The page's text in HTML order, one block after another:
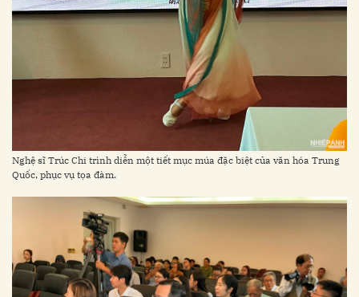
Nghệ sĩ Trúc Chi trình diễn một tiết mục múa đặc biệt của văn hóa Trung
Quốc, phục vụ tọa đàm.